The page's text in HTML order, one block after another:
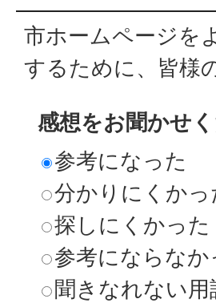
市ホームページを
するために、皆様
感想をお聞かせ
参考になった
分かりにくかっ
探しにくかった
参考にならなか
聞きなれない用